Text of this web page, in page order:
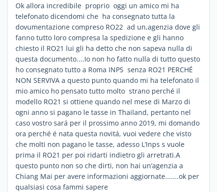
Ok allora incredibile proprio oggi un amico mi ha
telefonato dicendomi che ha consegnato tutta la
dovumentazione compreso RO22 ad un,agenzia dove gli
fanno tutto loro compresa la spedizione e gli hanno
chiesto il RO21 lui gli ha detto che non sapeva nulla di
questa documento....Io non ho fatto nulla di tutto questo
ho consegnato tutto a Roma INPS senza RO21 PERCHÉ
NON SERVIVA a questo punto quando mi ha telefonato il
mio amico ho pensato tutto molto strano perché il
modello RO21 si ottiene quando nel mese di Marzo di
ogni anno si pagano le tasse in Thailand, pertanto nel
caso vostro sará per il prossimo anno 2019, mi domando
ora perché é nata questa novitá, vuoi vedere che visto
che molti non pagano le tasse, adesso L’Inps s vuole
prima il RO21 per poi ridarti indietro gli arretrati.A
questo punto non so che dirti, non hai un’agenzia a
Chiang Mai per avere informazioni aggiornate.......ok per
qualsiasi cosa fammi sapere